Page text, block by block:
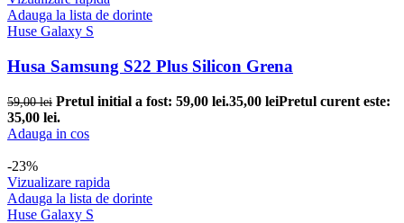
Adauga la lista de dorinte
Huse Galaxy S
Husa Samsung S22 Plus Silicon Grena
59,00lei Pretul initial a fost: 59,00 lei.35,00 leiPretul curent este:
35,00 lei.
Adauga in cos
-23%
Vizualizare rapida
Adauga la lista de dorinte
Huse Galaxy S